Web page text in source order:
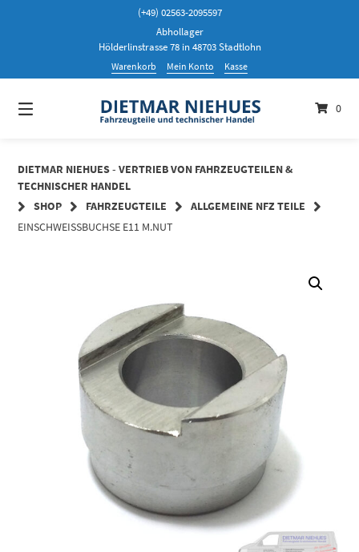
(+49) 02563-2095597
Abhollager
Hölderlinstrasse 78 in 48703 Stadtlohn
Warenkorb Mein Konto Kasse
0
DIETMAR NIEHUES - VERTRIEB VON FAHRZEUGTEILEN &
TECHNISCHER HANDEL
SHOP
FAHRZEUGTEILE
ALLGEMEINE NFZ TEILE
EINSCHWEISSBUCHSE E11 M.NUT